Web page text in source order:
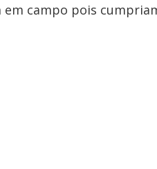
campo pois